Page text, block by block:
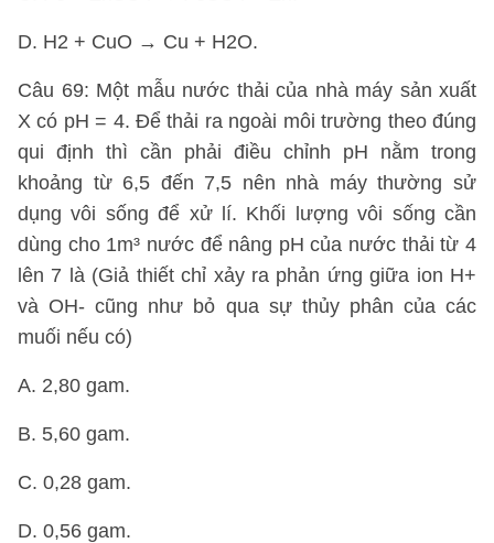
D. H2 + CuO → Cu + H2O.
Câu 69: Một mẫu nước thải của nhà máy sản xuất
X có pH = 4. Để thải ra ngoài môi trường theo đúng
qui định thì cần phải điều chỉnh pH nằm trong
khoảng từ 6,5 đến 7,5 nên nhà máy thường sử
dụng vôi sống để xử lí. Khối lượng vôi sống cần
dùng cho 1m³ nước để nâng pH của nước thải từ 4
lên 7 là (Giả thiết chỉ xảy ra phản ứng giữa ion H+
và OH- cũng như bỏ qua sự thủy phân của các
muối nếu có)
A. 2,80 gam.
B. 5,60 gam.
C. 0,28 gam.
D. 0,56 gam.